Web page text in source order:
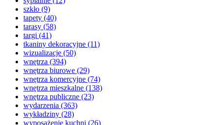
szkło (9)
tapety (40)
tarasy (58)
targi (41)
tkaniny dekoracyjne (11)
wizualizacje (50)
wnętrza (394)
wnętrza biurowe (29)
wnętrza komercyjne (74)
wnętrza mieszkalne (138)
wnętrza publiczne (23)
wydarzenia (363)
wykładziny (28)
wyposażenie kuchni (26)